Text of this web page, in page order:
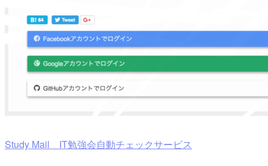
Study Mail IT勉強会自動チェックサービス